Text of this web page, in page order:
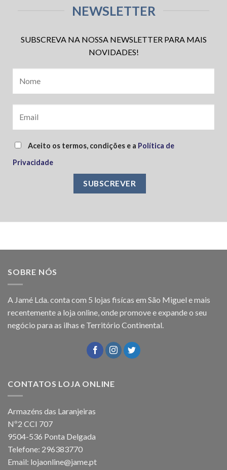
NEWSLETTER
SUBSCREVA NA NOSSA NEWSLETTER PARA MAIS
NOVIDADES!
Aceito os termos, condições e a Política de
Privacidade
SOBRE NÓS
A Jamé Lda. conta com 5 lojas fisícas em São Miguel e mais
recentemente a loja online, onde promove e expande o seu
negócio para as ilhas e Território Continental.
CONTATOS LOJA ONLINE
Armazéns das Laranjeiras
Nº2 CCI 707
9504-536 Ponta Delgada
Telefone: 296383770
Email: lojaonline@jame.pt